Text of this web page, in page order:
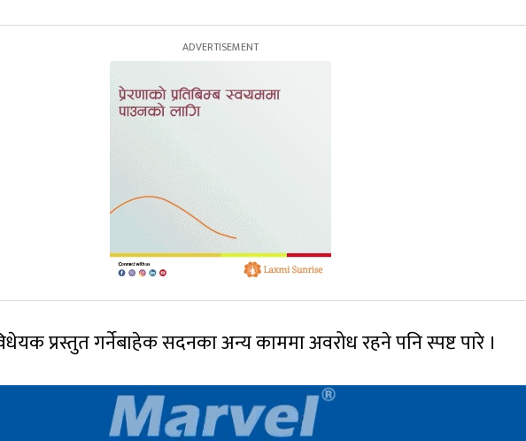
प्रस्तुत गर्नेबाहेक सदनका अन्य काममा अवरोध रहने पनि स्पष्ट पारे ।